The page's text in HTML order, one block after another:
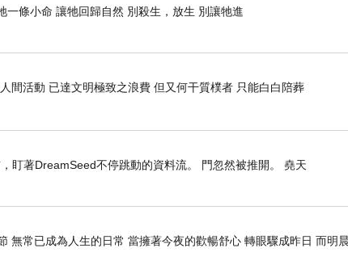
條小命 讓牠回歸自然 別殺生，放生 別讓牠進
間活動 已達文明極致之浪費 但又何干質樸者 只能白白陪葬
盯著DreamSeed不停跳動的資料流。 門忽然被推開。 堯天
無常已成為人生的日常 當擁著今夜的歡暢舒心 轉眼驟成昨日 而明